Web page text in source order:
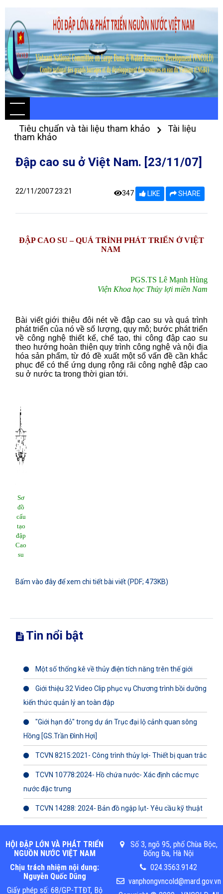
Tiêu chuẩn và tài liệu tham khảo
Tài liệu
tham khảo
Đập cao su ở Việt Nam. [23/11/07]
22/11/2007 23:21 347 LIKE SHARE
ĐẬP CAO SU – QUÁ TRÌNH PHÁT TRIỂN Ở VIỆT
NAM
PGS.TS Lê Mạnh Hùng
Viện Khoa học Thủy lợi miền Nam
Bài viết giới thiệu đôi nét về đập cao su và quá trình
phát triển của nó về số lượng, quy mô; bước phát triển
về công nghệ thiết kế, chế tạo, thi công đập cao su
theo hướng hoàn thiện quy trình công nghệ và nội địa
hóa sản phẩm, từ đó đề xuất một số vấn đề cần khắc
phục để có thể ứng dụng rộng rãi công nghệ đập cao
su ở nước ta trong thời gian tới.
Sơ
đồ
cấu
tạo
đập
Cao
su
Bấm vào đây để xem chi tiết bài viết (PDF; 473KB)
Tin nổi bật
Một số thống kê về thủy điện tích năng trên thế giới
Giới thiệu 32 Video Clip phục vụ Chương trình bồi dưỡng
kiến thức quản lý an toàn đập
"Giới hạn đỏ" trong dự án Trục đại lộ cảnh quan sông
Hồng [GS.Trần Đình Hợi]
TCVN 8215:2021- Công trình thủy lợi- Thiết bị quan trắc
TCVN 10778:2024- Hồ chứa nước- Xác định các mực
nước đặc trưng
TCVN 14288: 2024- Bản đồ ngập lụt- Yêu cầu kỹ thuật
HỘI ĐẬP LỚN VÀ PHÁT TRIỂN
NGUỒN NƯỚC VIỆT NAM
Chịu trách nhiệm nội dung:
Nguyễn Quốc Dũng
Giấy phép số: 68/GP-TTĐT, Bộ
Số 3, ngõ 95, phố Chùa Bộc,
Đống Đa, Hà Nội
024.3563.9142
vanphongvncold@mard.gov.vn